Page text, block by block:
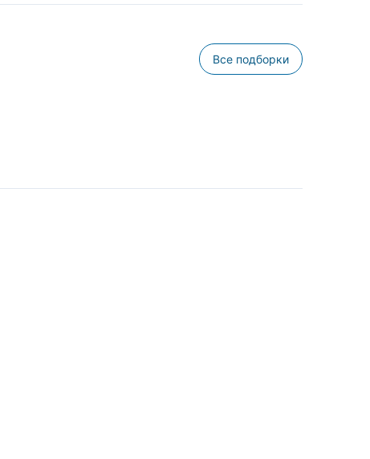
Все подборки